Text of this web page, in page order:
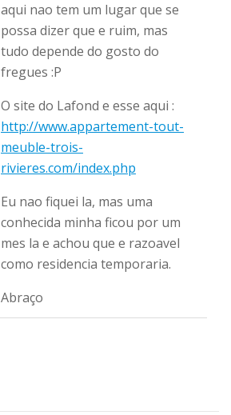
aqui nao tem um lugar que se
possa dizer que e ruim, mas
tudo depende do gosto do
fregues :P
O site do Lafond e esse aqui :
http://www.appartement-tout-
meuble-trois-
rivieres.com/index.php
Eu nao fiquei la, mas uma
conhecida minha ficou por um
mes la e achou que e razoavel
como residencia temporaria.
Abraço